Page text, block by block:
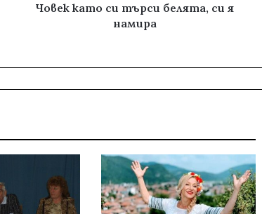
Човек като си търси белята, си я
намира